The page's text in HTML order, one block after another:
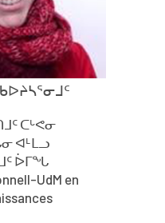
ᑕᒡᕙᓂ
ᐊᒻᒪᓗ
ᐆᒥᖓ
UdM en